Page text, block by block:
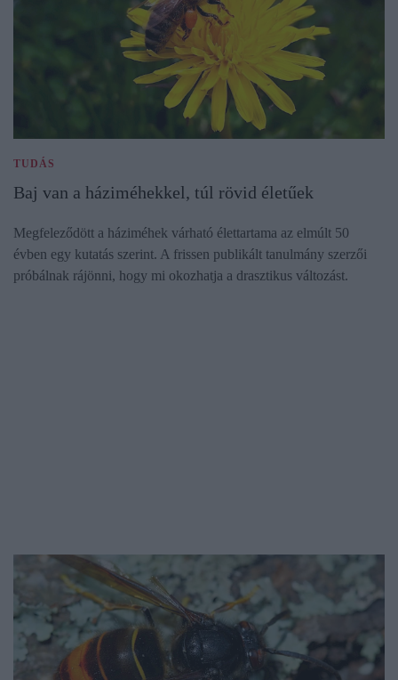
TUDÁS
Baj van a háziméhekkel, túl rövid életűek
Megfeleződött a háziméhek várható élettartama az elmúlt 50
évben egy kutatás szerint. A frissen publikált tanulmány szerzői
próbálnak rájönni, hogy mi okozhatja a drasztikus változást.